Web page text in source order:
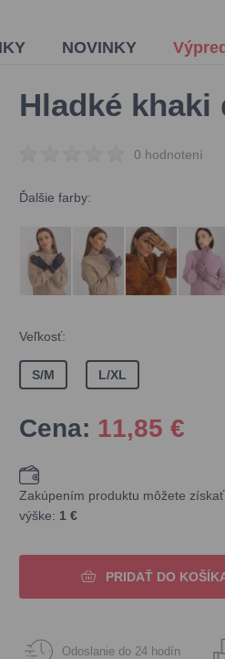
NOVINKY
Hladké khaki
0 hodnotení
Ďalšie farby:
Veľkosť:
S/M L/XL
Cena: 11,85 €
Zakúpením produktu môžete
výške: 1 €
PRIDAŤ DO
Odoslanie do 24 hodín